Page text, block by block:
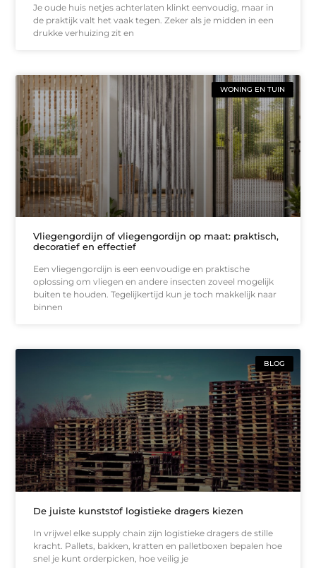
Je oude huis netjes achterlaten klinkt eenvoudig, maar in
de praktijk valt het vaak tegen. Zeker als je midden in een
drukke verhuizing zit en
WONING EN TUIN
Vliegengordijn of vliegengordijn op maat: praktisch,
decoratief en effectief
Een vliegengordijn is een eenvoudige en praktische
oplossing om vliegen en andere insecten zoveel mogelijk
buiten te houden. Tegelijkertijd kun je toch makkelijk naar
binnen
BLOG
De juiste kunststof logistieke dragers kiezen
In vrijwel elke supply chain zijn logistieke dragers de stille
kracht. Pallets, bakken, kratten en palletboxen bepalen hoe
snel je kunt orderpicken, hoe veilig je